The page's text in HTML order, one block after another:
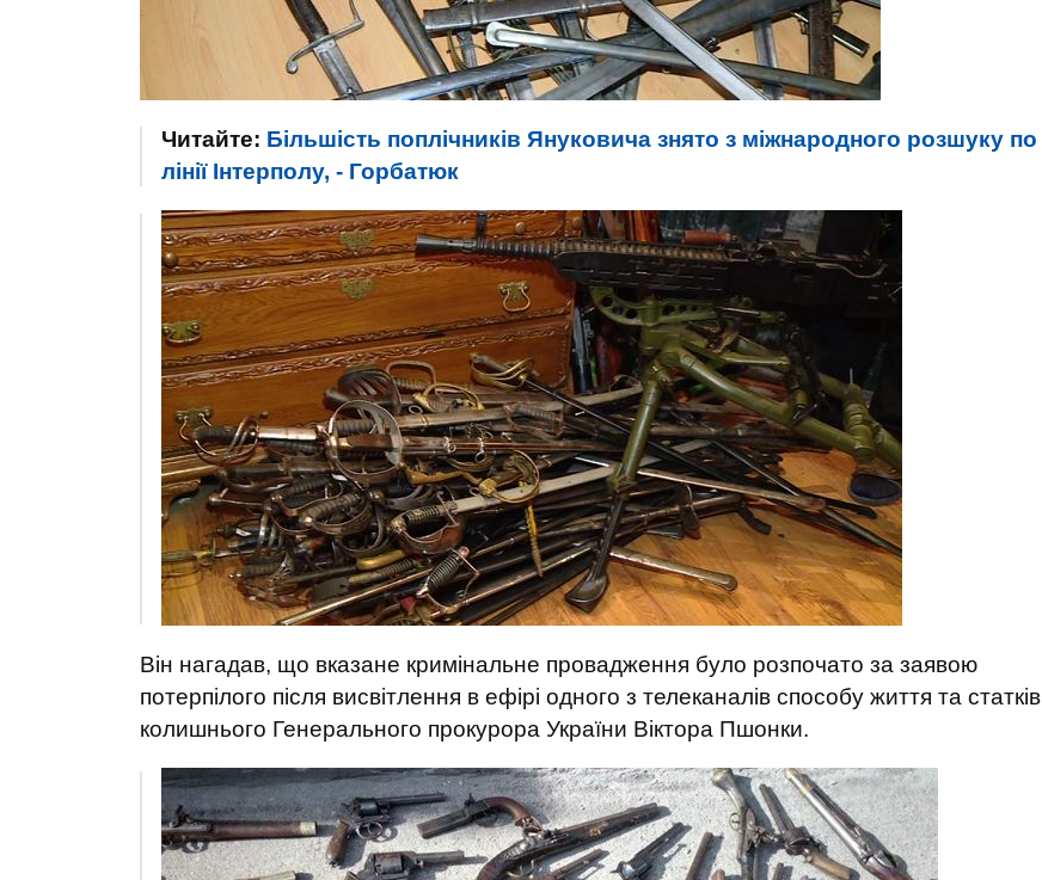
Читайте: Більшість поплічників Януковича знято з міжнародного розшуку по
лінії Інтерполу, - Горбатюк
Він нагадав, що вказане кримінальне провадження було розпочато за заявою
потерпілого після висвітлення в ефірі одного з телеканалів способу життя та статків
колишнього Генерального прокурора України Віктора Пшонки.